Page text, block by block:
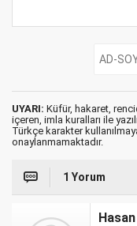
UYARI: Küfür, hakaret,
içeren, imla kuralları ile
Türkçe karakter
onaylanmamaktadır.
1 Yorum
Hasan